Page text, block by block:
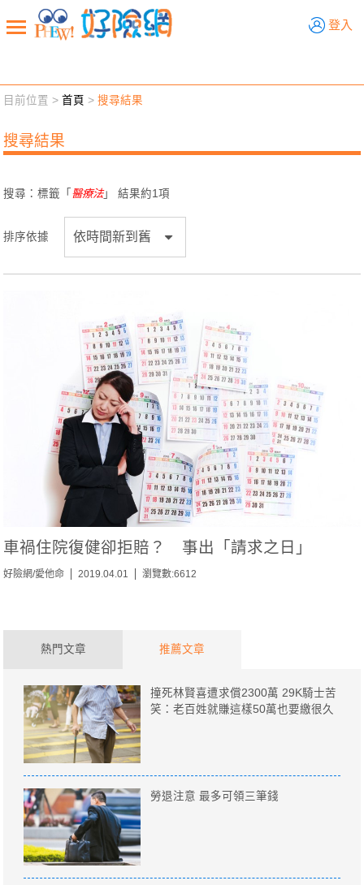
登入
新聞觀點 業務交流
退休先準備 好險學堂 輔銷工具 活動專區
目前位置 >首頁 >搜尋結果
搜尋結果
搜尋：標籤「 醫療法」 結果約1項
排序依據
車禍住院復健卻拒賠？ 事出「請求之日」
好險網/愛他命 2019.04.01 瀏覽數:6612
熱門文章 推薦文章
撞死林賢喜遭求償2300萬 29K騎士苦
笑：老百姓就賺這樣50萬也要繳很久
勞退注意 最多可領三筆錢